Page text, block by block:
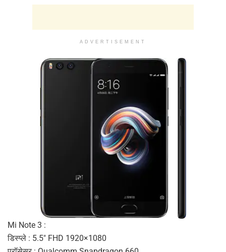
ADVERTISEMENT
Mi Note 3 :
डिस्प्ले : 5.5″ FHD 1920×1080